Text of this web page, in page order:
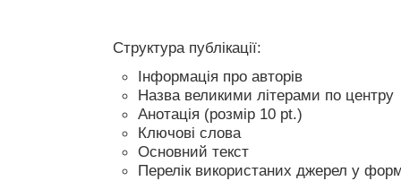
Структура публікації:
Інформація про авторів
Назва великими літерами по центру
Анотація (розмір 10 pt.)
Ключові слова
Основний текст
Перелік використаних джерел у